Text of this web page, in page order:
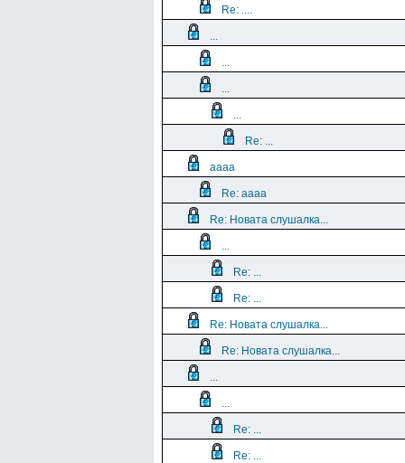
Re: ....
...
...
...
...
Re: ...
aaaa
Re: aaaa
Re: Новата слушалка...
...
Re: ...
Re: ...
Re: Новата слушалка...
Re: Новата слушалка...
...
...
Re: ...
Re: ...